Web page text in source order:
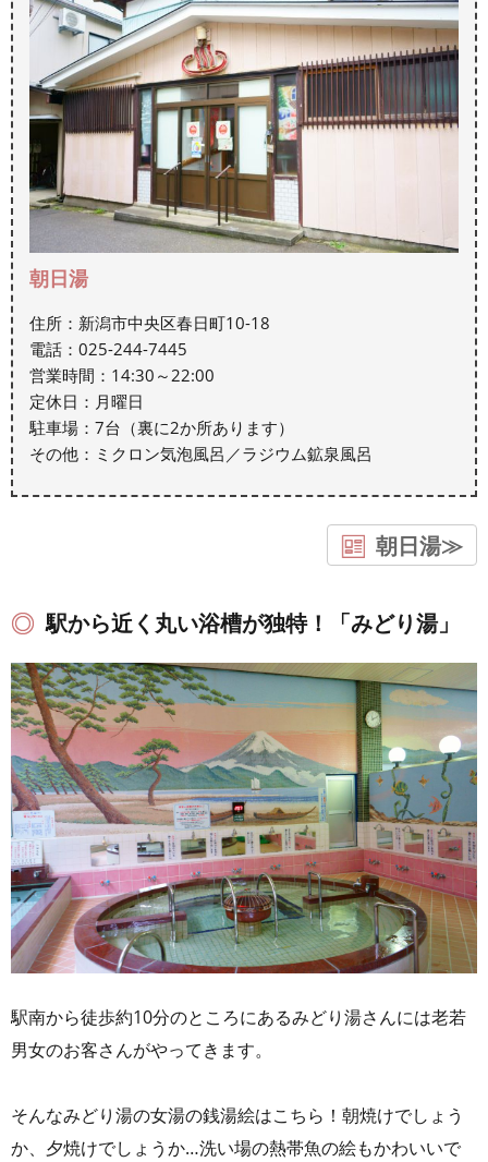
朝日湯
住所：新潟市中央区春日町10-18
電話：025-244-7445
営業時間：14:30～22:00
定休日：月曜日
駐車場：7台（裏に2か所あります）
その他：ミクロン気泡風呂／ラジウム鉱泉風呂
朝日湯≫
駅から近く丸い浴槽が独特！「みどり湯」
駅南から徒歩約10分のところにあるみどり湯さんには老若
男女のお客さんがやってきます。
そんなみどり湯の女湯の銭湯絵はこちら！朝焼けでしょう
か、夕焼けでしょうか…洗い場の熱帯魚の絵もかわいいで